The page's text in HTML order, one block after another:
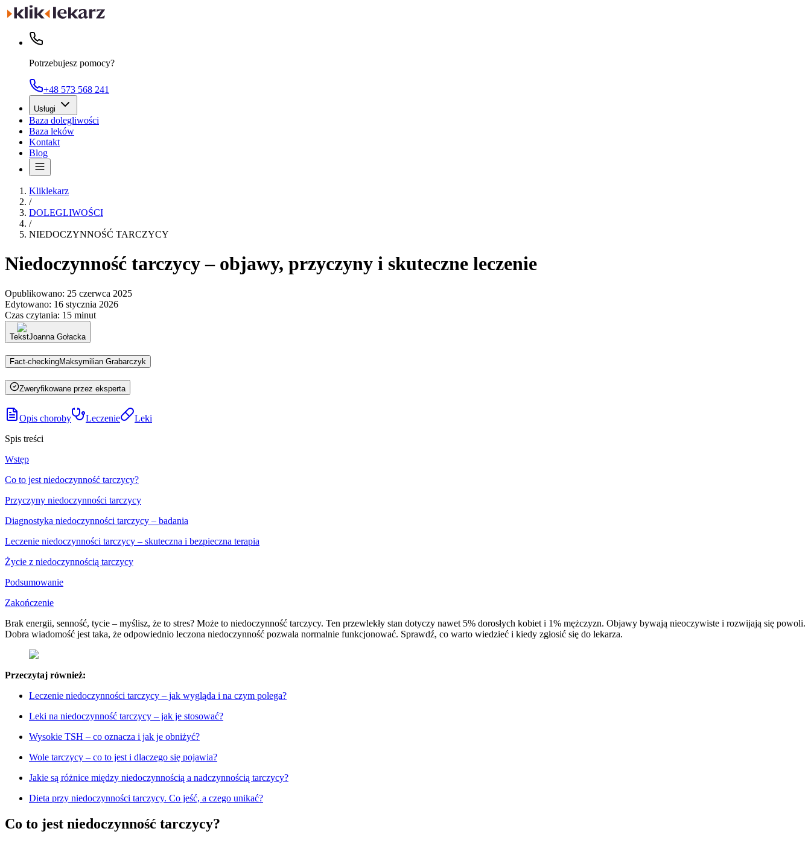
Potrzebujesz pomocy?
+48 573 568 241
Usługi
Baza dolegliwości
Baza leków
Kontakt
Blog
Kliklekarz
/
DOLEGLIWOŚCI
/
NIEDOCZYNNOŚĆ TARCZYCY
Niedoczynność tarczycy – objawy, przyczyny i skuteczne leczenie
Opublikowano: 25 czerwca 2025
Edytowano: 16 stycznia 2026
Czas czytania: 15 minut
TekstJoanna Gołacka
Fact-checkingMaksymilian Grabarczyk
Zweryfikowane przez eksperta
Opis choroby Leczenie
Leki
Spis treści
Wstęp
Co to jest niedoczynność tarczycy?
Przyczyny niedoczynności tarczycy
Diagnostyka niedoczynności tarczycy – badania
Leczenie niedoczynności tarczycy – skuteczna i bezpieczna terapia
Życie z niedoczynnością tarczycy
Podsumowanie
Zakończenie
Brak energii, senność, tycie – myślisz, że to stres? Może to niedoczynność tarczycy. Ten przewlekły stan dotyczy nawet 5% dorosłych kobiet i 1% mężczyzn. Objawy bywają nieoczywiste i rozwijają się powoli.
Dobra wiadomość jest taka, że odpowiednio leczona niedoczynność pozwala normalnie funkcjonować. Sprawdź, co warto wiedzieć i kiedy zgłosić się do lekarza.
Przeczytaj również:
Leczenie niedoczynności tarczycy – jak wygląda i na czym polega?
Leki na niedoczynność tarczycy – jak je stosować?
Wysokie TSH – co oznacza i jak je obniżyć?
Wole tarczycy – co to jest i dlaczego się pojawia?
Jakie są różnice między niedoczynnością a nadczynnością tarczycy?
Dieta przy niedoczynności tarczycy. Co jeść, a czego unikać?
Co to jest niedoczynność tarczycy?